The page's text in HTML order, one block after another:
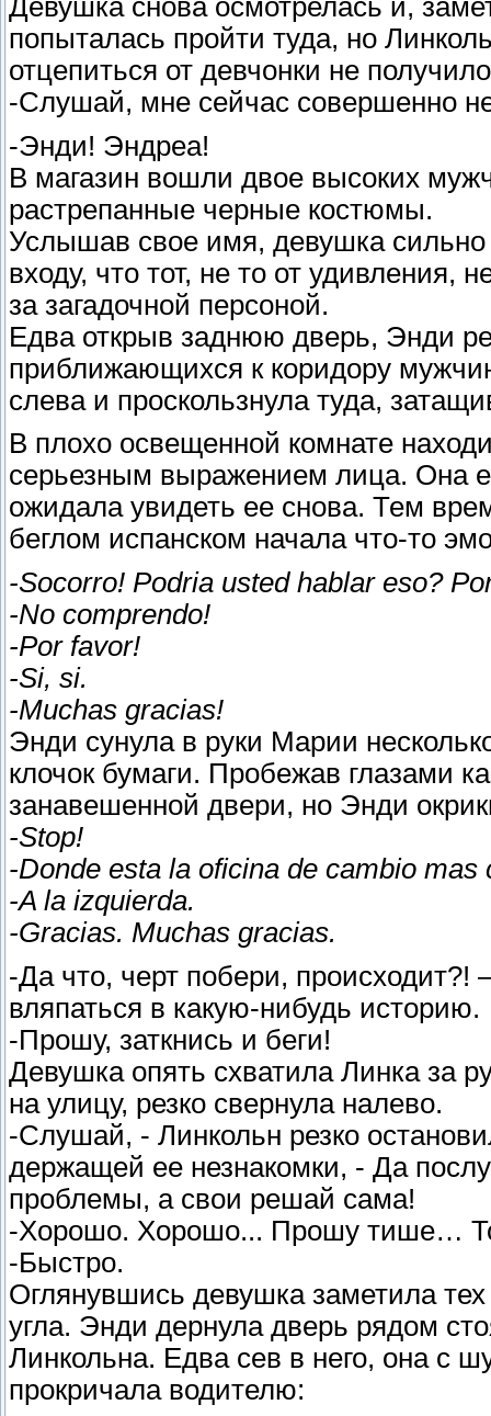
Девушка снова осмотрелась и,
попыталась пройти туда, но
отцепиться от девчонки не
-Слушай, мне сейчас совершенно
-Энди! Эндреа!
В магазин вошли двое высоких
растрепанные черные костюмы.
Услышав свое имя, девушка сильно
входу, что тот, не то от удивления,
за загадочной персоной.
Едва открыв заднюю дверь, Энди
приближающихся к коридору
слева и проскользнула туда,
В плохо освещенной комнате
серьезным выражением лица. Она
ожидала увидеть ее снова. Тем
беглом испанском начала что-то
-Socorro! Podria usted hablar eso?
-No comprendo!
-Por favor!
-Si, si.
-Muchas gracias!
Энди сунула в руки Марии
клочок бумаги. Пробежав глазами
занавешенной двери, но Энди
-Stop!
-Donde esta la oficina de cambio mas
-A la izquierda.
-Gracias. Muchas gracias.
-Да что, черт побери, происходит?!
вляпаться в какую-нибудь историю.
-Прошу, заткнись и беги!
Девушка опять схватила Линка за
на улицу, резко свернула налево.
-Слушай, - Линкольн резко
держащей ее незнакомки, - Да
проблемы, а свои решай сама!
-Хорошо. Хорошо... Прошу тише…
-Быстро.
Оглянувшись девушка заметила
угла. Энди дернула дверь рядом
Линкольна. Едва сев в него, она с
прокричала водителю: